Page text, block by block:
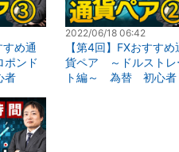
すめ通
ンド
者
2022/06/18 06:42
【第4回】FXおすすめ
貨ペア ～ドルストレ
ト編～ 為替 初心者